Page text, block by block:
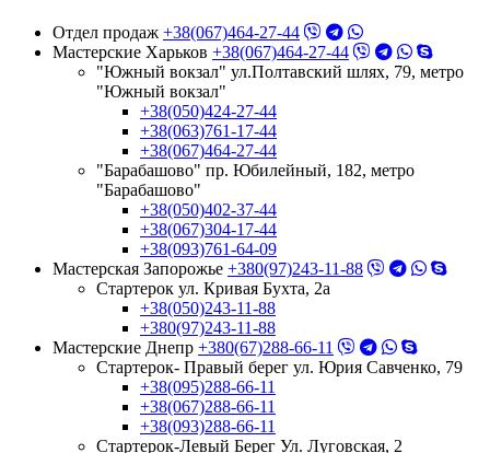
Отдел продаж +38(067)464-27-44
Мастерские Харьков +38(067)464-27-44
"Южный вокзал" ул.Полтавский шлях, 79, метро
"Южный вокзал"
+38(050)424-27-44
+38(063)761-17-44
+38(067)464-27-44
"Барабашово" пр. Юбилейный, 182, метро
"Барабашово"
+38(050)402-37-44
+38(067)304-17-44
+38(093)761-64-09
Мастерская Запорожье +380(97)243-11-88
Стартерок ул. Кривая Бухта, 2а
+38(050)243-11-88
+380(97)243-11-88
Мастерские Днепр +380(67)288-66-11
Стартерок- Правый берег ул. Юрия Савченко, 79
+38(095)288-66-11
+38(067)288-66-11
+38(093)288-66-11
Стартерок-Левый Берег Ул. Луговская, 2